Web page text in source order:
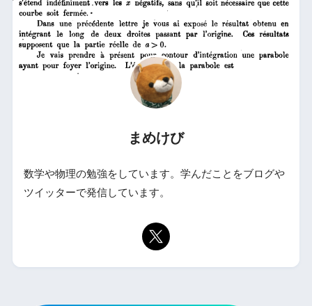
まめけび
数学や物理の勉強をしています。学んだことをブログや
ツイッターで発信しています。